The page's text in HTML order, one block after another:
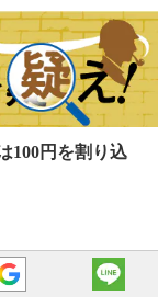
100円を割り込